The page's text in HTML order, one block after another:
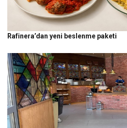
Rafinera’dan yeni beslenme paketi